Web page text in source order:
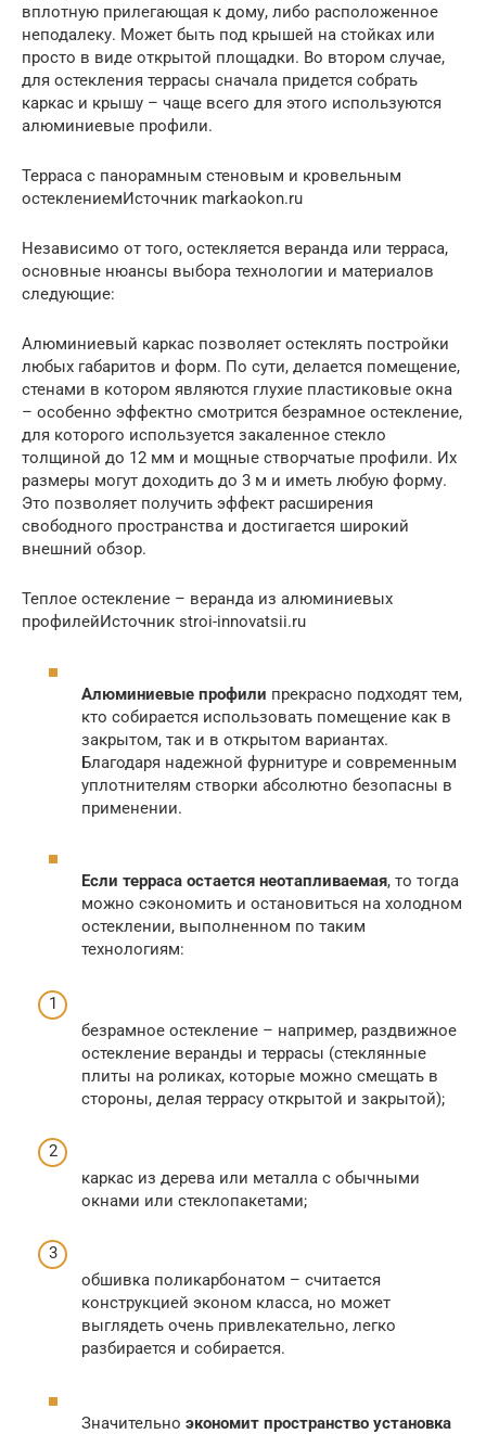
вплотную прилегающая к дому, либо расположенное
неподалеку. Может быть под крышей на стойках или
просто в виде открытой площадки. Во втором случае,
для остекления террасы сначала придется собрать
каркас и крышу – чаще всего для этого используются
алюминиевые профили.
Терраса с панорамным стеновым и кровельным
остеклениемИсточник markaokon.ru
Независимо от того, остекляется веранда или терраса,
основные нюансы выбора технологии и материалов
следующие:
Алюминиевый каркас позволяет остеклять постройки
любых габаритов и форм. По сути, делается помещение,
стенами в котором являются глухие пластиковые окна
– особенно эффектно смотрится безрамное остекление,
для которого используется закаленное стекло
толщиной до 12 мм и мощные створчатые профили. Их
размеры могут доходить до 3 м и иметь любую форму.
Это позволяет получить эффект расширения
свободного пространства и достигается широкий
внешний обзор.
Теплое остекление – веранда из алюминиевых
профилейИсточник stroi-innovatsii.ru
Алюминиевые профили прекрасно подходят тем,
кто собирается использовать помещение как в
закрытом, так и в открытом вариантах.
Благодаря надежной фурнитуре и современным
уплотнителям створки абсолютно безопасны в
применении.
Если терраса остается неотапливаемая, то тогда
можно сэкономить и остановиться на холодном
остеклении, выполненном по таким
технологиям:
безрамное остекление – например, раздвижное
остекление веранды и террасы (стеклянные
плиты на роликах, которые можно смещать в
стороны, делая террасу открытой и закрытой);
каркас из дерева или металла с обычными
окнами или стеклопакетами;
обшивка поликарбонатом – считается
конструкцией эконом класса, но может
выглядеть очень привлекательно, легко
разбирается и собирается.
Значительно экономит пространство установка